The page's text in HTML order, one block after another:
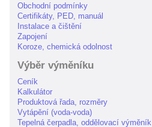
Obchodní podmínky
Certifikáty, PED, manuál
Instalace a čištění
Zapojení
Koroze, chemická odolnost
Výběr výměníku
Ceník
Kalkulátor
Produktová řada, rozměry
Vytápění (voda-voda)
Tepelná čerpadla, oddělovací výměník